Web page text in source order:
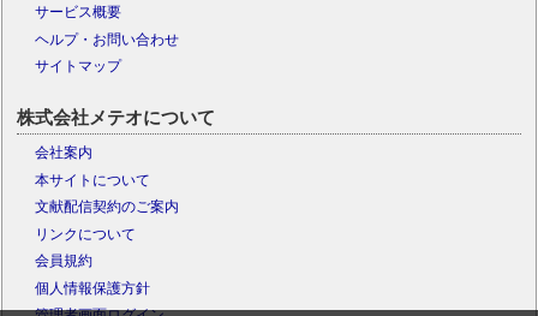
サービス概要
ヘルプ・お問い合わせ
サイトマップ
株式会社メテオについて
会社案内
本サイトについて
文献配信契約のご案内
リンクについて
会員規約
個人情報保護方針